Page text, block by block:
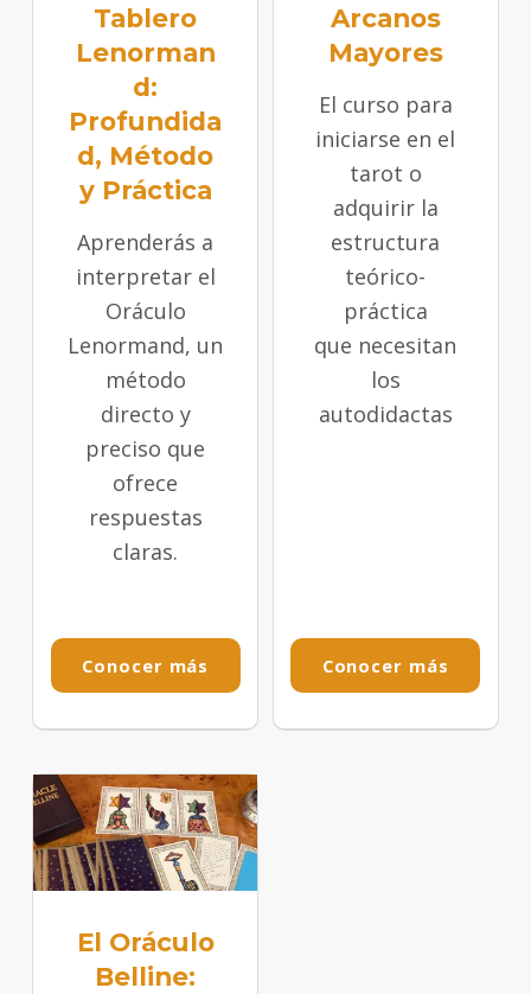
Tablero
Lenorman
d:
Profundida
d, Método
y Práctica
Aprenderás a
interpretar el
Oráculo
Lenormand, un
método
directo y
preciso que
ofrece
respuestas
claras.
Conocer más
Arcanos
Mayores
El curso para
iniciarse en el
tarot o
adquirir la
estructura
teórico-
práctica
que necesitan
los
autodidactas
Conocer más
El Oráculo
Belline: